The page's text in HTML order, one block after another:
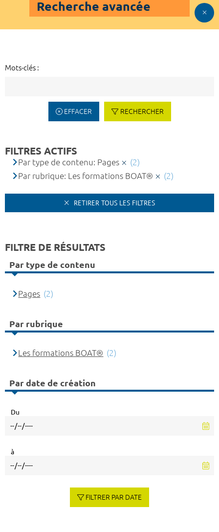
Recherche avancée
Mots-clés :
EFFACER RECHERCHER
FILTRES ACTIFS
Par type de contenu: Pages
(2)
Par rubrique: Les formations BOAT®
(2)
RETIRER TOUS LES FILTRES
FILTRE DE RÉSULTATS
Par type de contenu
Pages (2)
Par rubrique
Les formations BOAT® (2)
Par date de création
Du
à
FILTRER PAR DATE